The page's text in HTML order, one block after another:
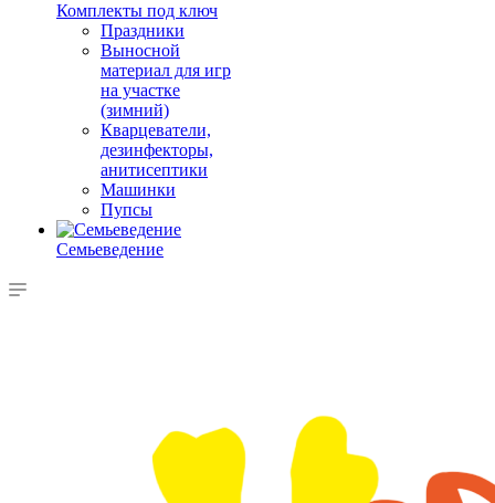
Комплекты под ключ
Праздники
Выносной
материал для игр
на участке
(зимний)
Кварцеватели,
дезинфекторы,
анитисептики
Машинки
Пупсы
Семьеведение